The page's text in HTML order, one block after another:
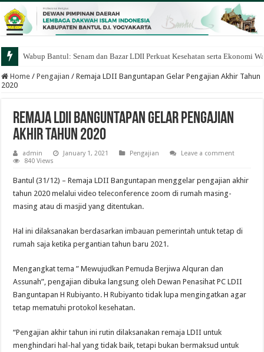
Wabup Bantul: Senam dan Bazar LDII Perkuat Kesehatan serta Ekonomi
Home / Pengajian / Remaja LDII Banguntapan Gelar Pengajian Akhir Tahun
2020
Remaja LDII Banguntapan Gelar Pengajian
Akhir Tahun 2020
admin January 1, 2021 Pengajian
Leave a comment
840 Views
Bantul (31/12) – Remaja LDII Banguntapan menggelar pengajian akhir
tahun 2020 melalui video teleconference zoom di rumah masing-
masing atau di masjid yang ditentukan.
Hal ini dilaksanakan berdasarkan imbauan pemerintah untuk tetap di
rumah saja ketika pergantian tahun baru 2021.
Mengangkat tema ” Mewujudkan Pemuda Berjiwa Alquran dan
Assunah”, pengajian dibuka langsung oleh Dewan Penasihat PC LDII
Banguntapan H Rubiyanto. H Rubiyanto tidak lupa mengingatkan agar
tetap mematuhi protokol kesehatan.
“Pengajian akhir tahun ini rutin dilaksanakan remaja LDII untuk
menghindari hal-hal yang tidak baik, tetapi bukan bermaksud untuk